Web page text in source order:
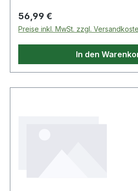
Regulärer Preis:
56,99 €
Preise inkl. MwSt. zzgl.
In den